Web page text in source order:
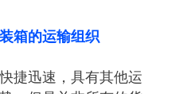
箱的运输组织
迅速，具有其他运